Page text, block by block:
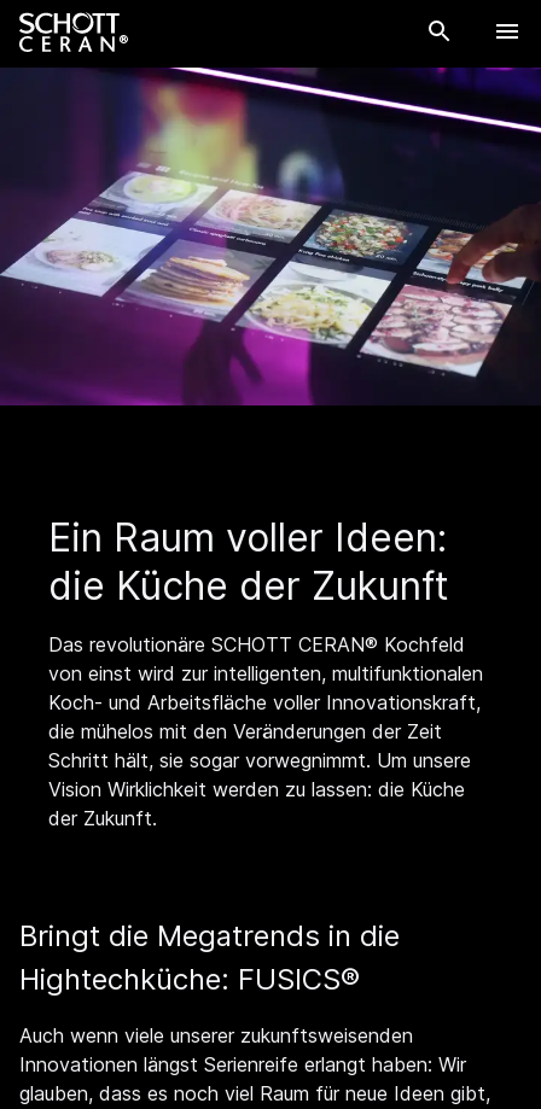
Ein Raum voller Ideen:
die Küche der Zukunft
Das revolutionäre SCHOTT CERAN® Kochfeld
von einst wird zur intelligenten, multifunktionalen
Koch- und Arbeitsfläche voller Innovationskraft,
die mühelos mit den Veränderungen der Zeit
Schritt hält, sie sogar vorwegnimmt. Um unsere
Vision Wirklichkeit werden zu lassen: die Küche
der Zukunft.
Bringt die Megatrends in die
Hightechküche: FUSICS®
Auch wenn viele unserer zukunftsweisenden
Innovationen längst Serienreife erlangt haben: Wir
glauben, dass es noch viel Raum für neue Ideen gibt,